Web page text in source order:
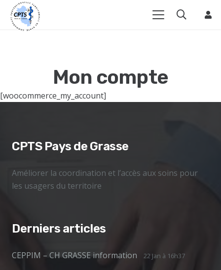
Mon compte
[woocommerce_my_account]
CPTS Pays de Grasse
Améliorer la coordination et l’accès aux soins pour
les usagers du territoire
Derniers articles
CEPPIM – CH GRASSE information 22 Jan à 16h37